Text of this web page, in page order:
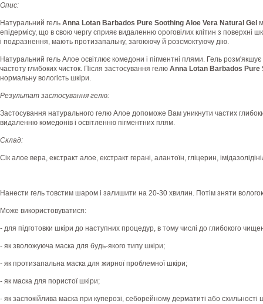
Опис:
Натуральний гель Anna Lotan Barbados Pure Soothing Aloe Vera Natural Gel
епідермісу, що в свою чергу сприяє видаленню ороговілих клітин з поверхні
і подразнення, мають протизапальну, загоюючу й розсмоктуючу дію.
Натуральний гель Алое освітлює комедони і пігментні плями. Гель
частоту глибоких чисток. Після застосування гелю Anna Lotan Barbados Pure
нормальну вологість шкіри.
Результат застосування гелю:
Застосування натурального гелю Алое допоможе Вам уникнути частих
видаленню комедонів і освітленню пігментних плям.
Склад:
Сік алое вера, екстракт алое, екстракт герані, алантоїн, гліцерин,
Нанести гель товстим шаром і залишити на 20-30 хвилин. Потім зняти
Може використовуватися:
- для підготовки шкіри до наступних процедур, в тому числі до глибокого
- як зволожуюча маска для будь-якого типу шкіри;
- як протизапальна маска для жирної проблемної шкіри;
- як маска для пористої шкіри;
- як заспокійлива маска при куперозі, себорейному дерматиті або схильності